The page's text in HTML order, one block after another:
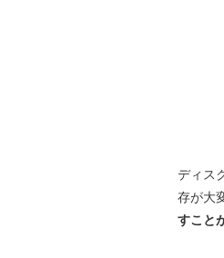
ディス
存が大
すこと